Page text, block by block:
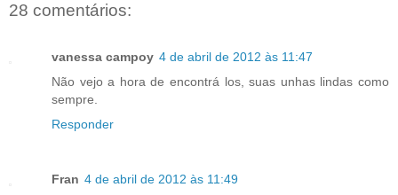
28 comentários:
vanessa campoy 4 de abril de 2012 às 11:47
Não vejo a hora de encontrá los, suas unhas lindas como
sempre.
Responder
Fran 4 de abril de 2012 às 11:49